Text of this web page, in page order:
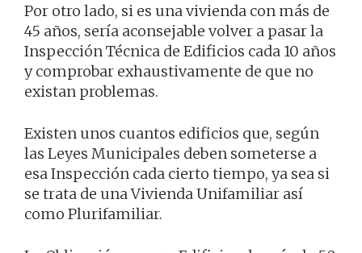
Por otro lado, si es una vivienda con más de
45 años, sería aconsejable volver a pasar la
Inspección Técnica de Edificios cada 10 años
y comprobar exhaustivamente de que no
existan problemas.
Existen unos cuantos edificios que, según
las Leyes Municipales deben someterse a
esa Inspección cada cierto tiempo, ya sea si
se trata de una Vivienda Unifamiliar así
como Plurifamiliar.